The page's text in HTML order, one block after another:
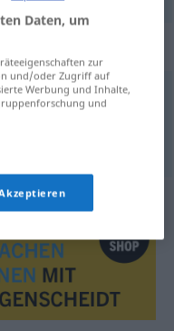
,unkörperlich
Daten, um
zur
und/oder Zugriff auf
Werbung und Inhalte,
und